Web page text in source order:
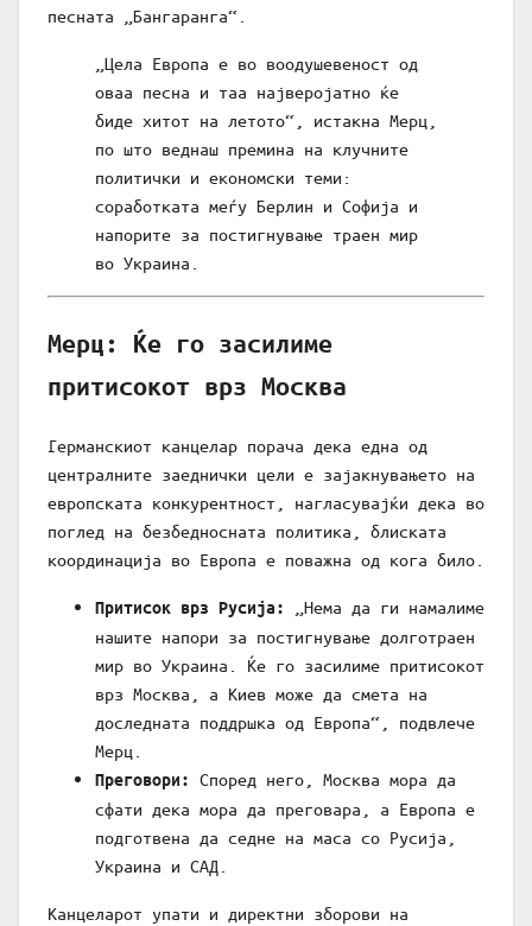
песната „Бангаранга“.
„Цела Европа е во воодушевеност од
оваа песна и таа најверојатно ќе
биде хитот на летото“, истакна Мерц,
по што веднаш премина на клучните
политички и економски теми:
соработката меѓу Берлин и Софија и
напорите за постигнување траен мир
во Украина.
Мерц: Ќе го засилиме
притисокот врз Москва
Германскиот канцелар порача дека една од
централните заеднички цели е зајакнувањето на
европската конкурентност, нагласувајќи дека во
поглед на безбедносната политика, блиската
координација во Европа е поважна од кога било.
Притисок врз Русија:
„Нема да ги намалиме
нашите напори за постигнување долготраен
мир во Украина. Ќе го засилиме притисокот
врз Москва, а Киев може да смета на
доследната поддршка од Европа“, подвлече
Мерц.
Преговори: Според него, Москва мора да
сфати дека мора да преговара, а Европа е
подготвена да седне на маса со Русија,
Украина и САД.
Канцеларот упати и директни зборови на